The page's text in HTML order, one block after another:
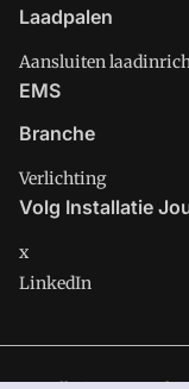
Laadpalen
Aansluiten
EMS
Branche
Verlichting
Volg Installatie
x
LinkedIn